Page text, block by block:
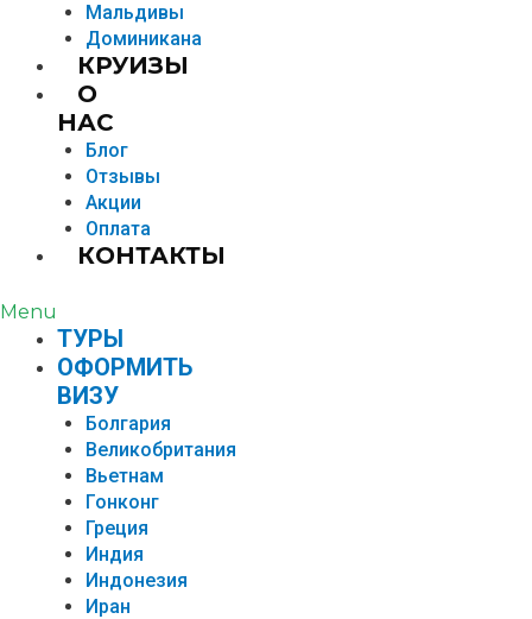
Мальдивы
Доминикана
КРУИЗЫ
О
НАС
Блог
Отзывы
Акции
Оплата
КОНТАКТЫ
Menu
TУРЫ
ОФОРМИТЬ
ВИЗУ
Болгария
Великобритания
Вьетнам
Гонконг
Греция
Индия
Индонезия
Иран